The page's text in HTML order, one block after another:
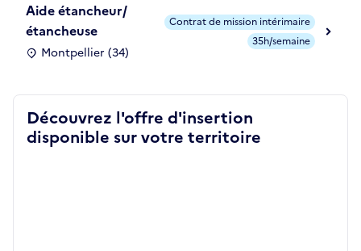
Aide étancheur/
étancheuse
Montpellier (34)
Contrat de mission intérimaire
35h/semaine
Découvrez l'offre d'insertion
disponible sur votre territoire